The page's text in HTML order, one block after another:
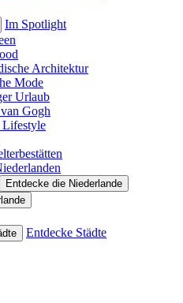
Im Spotlight
Architektur
Mode
Urlaub
Gogh
Lifestyle
Entdecke die Niederlande
Entdecke Städte